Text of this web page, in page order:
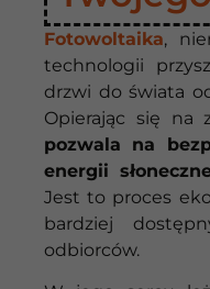
Fotowoltaika,
technologii
drzwi do świata
Opierając się na
pozwala na
energii
Jest to proces
bardziej
odbiorców.